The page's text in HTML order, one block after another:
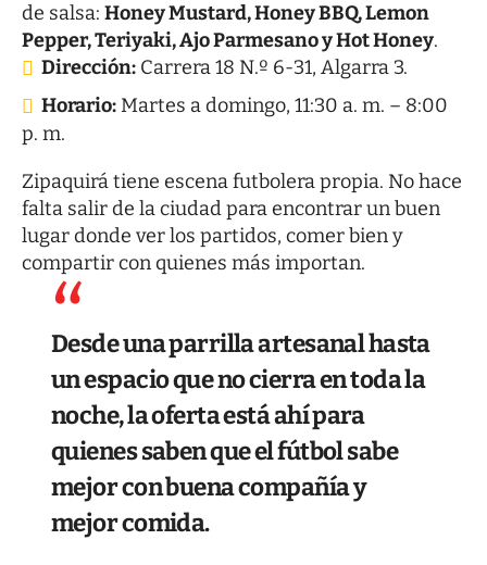
de salsa: Honey Mustard, Honey BBQ, Lemon
Pepper, Teriyaki, Ajo Parmesano y Hot Honey.
Dirección: Carrera 18 N.º 6-31, Algarra 3.
Horario: Martes a domingo, 11:30 a. m. – 8:00
p. m.
Zipaquirá tiene escena futbolera propia. No hace
falta salir de la ciudad para encontrar un buen
lugar donde ver los partidos, comer bien y
compartir con quienes más importan.
Desde una parrilla artesanal hasta
un espacio que no cierra en toda la
noche, la oferta está ahí para
quienes saben que el fútbol sabe
mejor con buena compañía y
mejor comida.